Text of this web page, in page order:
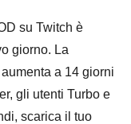
su Twitch è
giorno. La
a 14 giorni
gli utenti Turbo e
scarica il tuo